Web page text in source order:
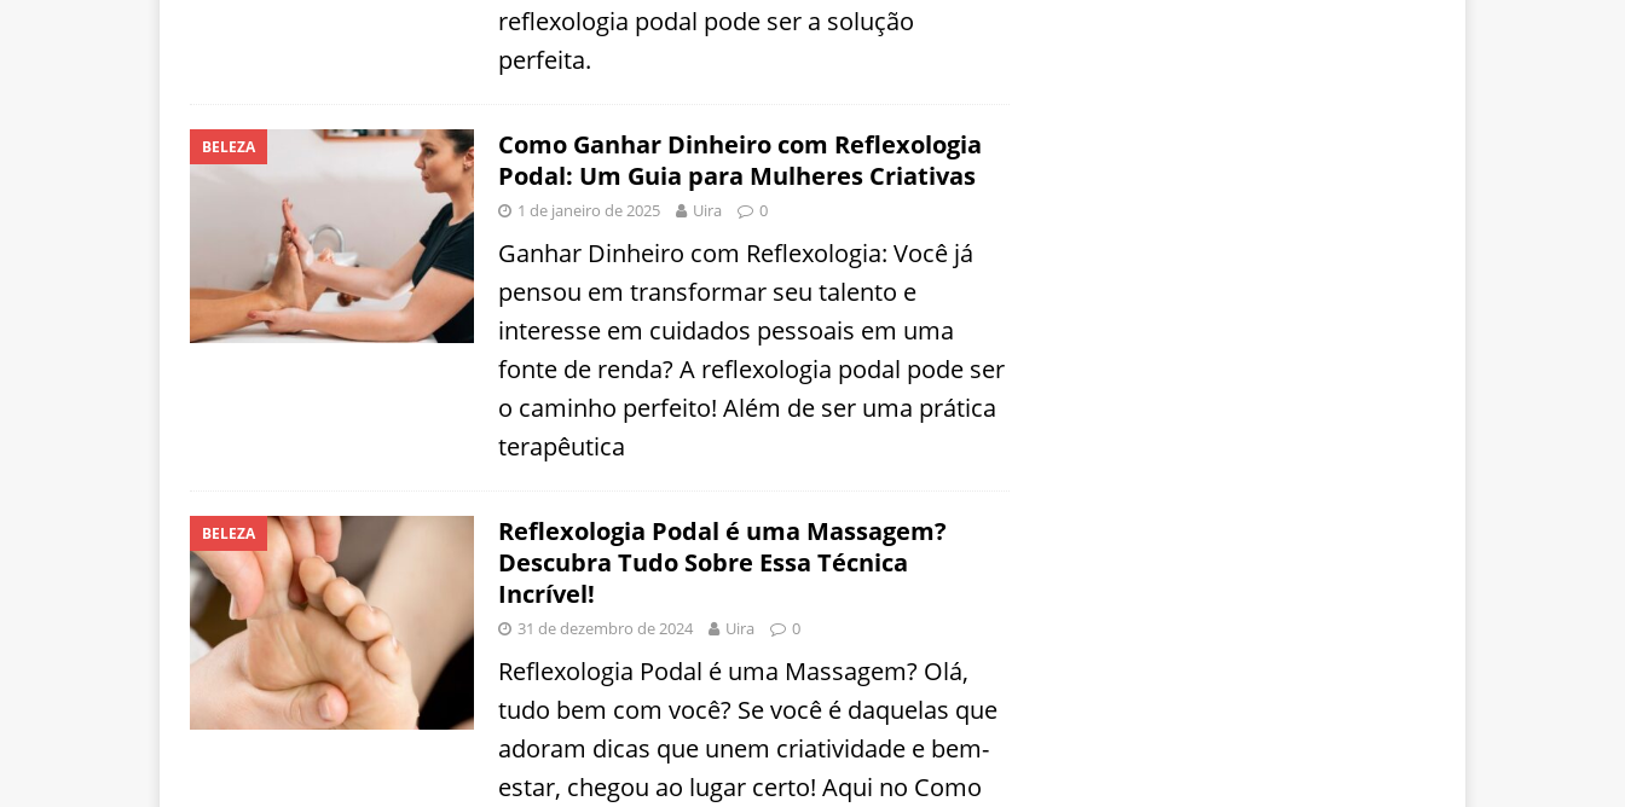
reflexologia podal pode ser a solução
perfeita.
BELEZA
Como Ganhar Dinheiro com Reflexologia
Podal: Um Guia para Mulheres Criativas
1 de janeiro de 2025 Uira 0
Ganhar Dinheiro com Reflexologia: Você já
pensou em transformar seu talento e
interesse em cuidados pessoais em uma
fonte de renda? A reflexologia podal pode ser
o caminho perfeito! Além de ser uma prática
terapêutica
BELEZA
Reflexologia Podal é uma Massagem?
Descubra Tudo Sobre Essa Técnica
Incrível!
31 de dezembro de 2024 Uira 0
Reflexologia Podal é uma Massagem? Olá,
tudo bem com você? Se você é daquelas que
adoram dicas que unem criatividade e bem-
estar, chegou ao lugar certo! Aqui no Como